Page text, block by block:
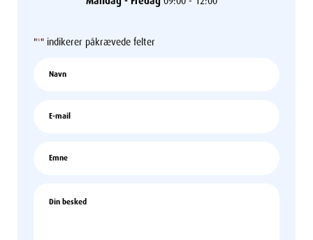
"*" indikerer påkrævede felter
Navn
Emne